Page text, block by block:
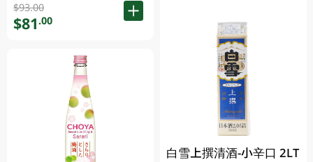
$93.00
$81.00
白雪上撰清酒-小辛口 2LT